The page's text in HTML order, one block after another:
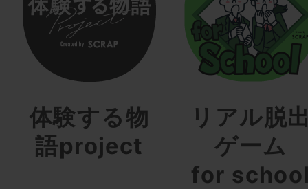
体験する物
語project
リアル脱
ゲーム
for